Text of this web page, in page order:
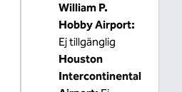
William P.
Hobby Airport:
Ej tillgänglig
Houston
Intercontinental